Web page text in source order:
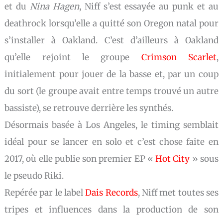
et du Nina Hagen, Niff s’est essayée au punk et au
deathrock lorsqu’elle a quitté son Oregon natal pour
s’installer à Oakland. C’est d’ailleurs à Oakland
qu’elle rejoint le groupe Crimson Scarlet,
initialement pour jouer de la basse et, par un coup
du sort (le groupe avait entre temps trouvé un autre
bassiste), se retrouve derrière les synthés.
Désormais basée à Los Angeles, le timing semblait
idéal pour se lancer en solo et c’est chose faite en
2017, où elle publie son premier EP «Hot City » sous
le pseudo Riki.
Repérée par le labelDais Records, Niff met toutes ses
tripes et influences dans la production de son